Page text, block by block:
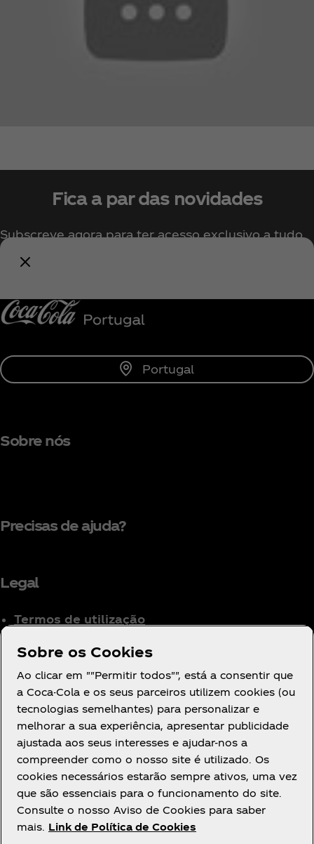
Fica a par das novidades
Subscreve agora para ter acesso exclusivo a tudo
Portugal
Sobre nós
Precisas de ajuda?
Legal
Termos de utilização
para Consumidores
Definições de cookies
Aviso de Cookies
Declaração de
Acessibilidade
Sobre os Cookies
Ao clicar em ""Permitir todos"", está a consentir que
a Coca-Cola e os seus parceiros utilizem cookies (ou
tecnologias semelhantes) para personalizar e
melhorar a sua experiência, apresentar publicidade
ajustada aos seus interesses e ajudar-nos a
compreender como o nosso site é utilizado. Os
cookies necessários estarão sempre ativos, uma vez
que são essenciais para o funcionamento do site.
Consulte o nosso Aviso de Cookies para saber
mais. Link de Política de Cookies